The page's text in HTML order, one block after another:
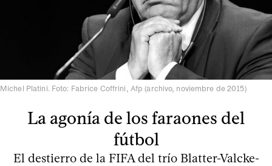
Michel Platini. Foto: Fabrice Coffrini, Afp (archivo, noviembre de 2015)
La agonía de los faraones del
fútbol
El destierro de la FIFA del trío Blatter-Valcke-